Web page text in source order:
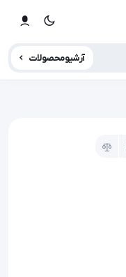
آرشیو محصولات